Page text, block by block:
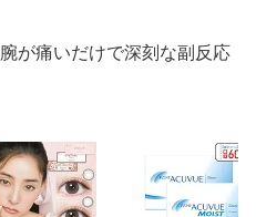
が痛いだけで深刻な副反応